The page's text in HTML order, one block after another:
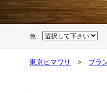
色 :
東京ヒマワリ > ブラ